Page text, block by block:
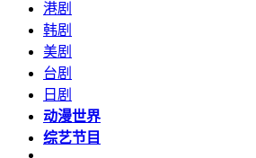
港剧
韩剧
美剧
台剧
日剧
动漫世界
综艺节目